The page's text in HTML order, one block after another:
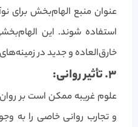
عنوان منبع الهام‌بخش برای
استفاده شوند. این
خارق‌العاده و جدید در
3. تأثیر روانی:
علوم غریبه ممکن است بر روان
و تجارب روانی خاصی را به